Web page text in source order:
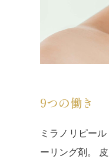
9つの働き
ミラノリピー
ーリング剤。